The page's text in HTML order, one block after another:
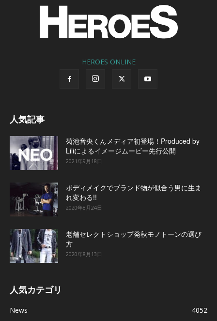
HEROES ONLINE
人気記事
菊池音央くんメディア初登場！Produced by
Liliによるイメージムービー先行公開
2021年9月18日
ボディメイクでブランド物が似合う男に生ま
れ変わる!!
2020年8月24日
老舗セレクトショップ発秋モノトーンの選び
方
2020年8月13日
人気カテゴリ
News
4052